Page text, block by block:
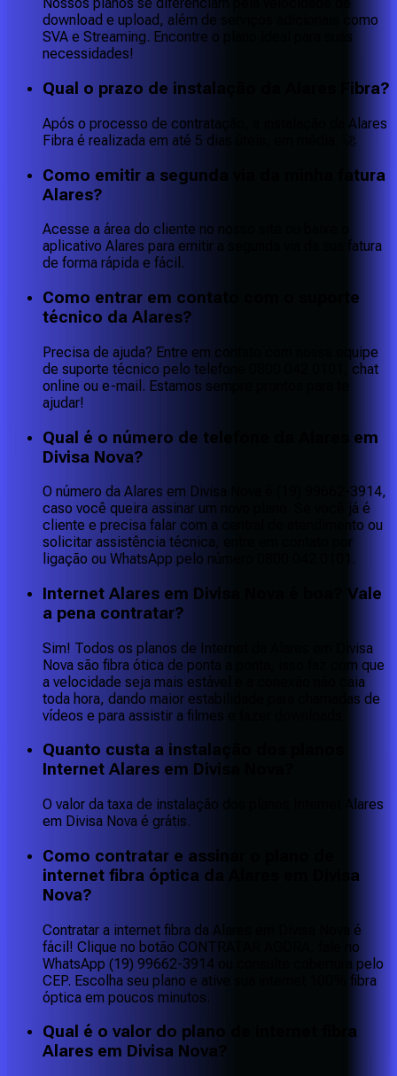
Nossos planos se diferenciam pela velocidade de
download e upload, além de serviços adicionais como
SVA e Streaming. Encontre o plano ideal para suas
necessidades!
Qual o prazo de instalação da Alares Fibra?
Após o processo de contratação, a instalação da Alares
Fibra é realizada em até 5 dias úteis, em média. 🚀
Como emitir a segunda via da minha fatura
Alares?
Acesse a área do cliente no nosso site ou baixe o
aplicativo Alares para emitir a segunda via da sua fatura
de forma rápida e fácil.
Como entrar em contato com o suporte
técnico da Alares?
Precisa de ajuda? Entre em contato com nossa equipe
de suporte técnico pelo telefone 0800 042 0101, chat
online ou e-mail. Estamos sempre prontos para te
ajudar!
Qual é o número de telefone da Alares em
Divisa Nova?
O número da Alares em Divisa Nova é (19) 99662-3914,
caso você queira assinar um novo plano. Se você já é
cliente e precisa falar com a central de atendimento ou
solicitar assistência técnica, entre em contato por
ligação ou WhatsApp pelo número 0800 042 0101.
Internet Alares em Divisa Nova é boa? Vale
a pena contratar?
Sim! Todos os planos de Internet da Alares em Divisa
Nova são fibra ótica de ponta a ponta, isso faz com que
a velocidade seja mais estável e a conexão não caia
toda hora, dando maior estabilidade para chamadas de
vídeos e para assistir a filmes e fazer downloads.
Quanto custa a instalação dos planos
Internet Alares em Divisa Nova?
O valor da taxa de instalação dos planos Internet Alares
em Divisa Nova é grátis.
Como contratar e assinar o plano de
internet fibra óptica da Alares em Divisa
Nova?
Contratar a internet fibra da Alares em Divisa Nova é
fácil! Clique no botão CONTRATAR AGORA, fale no
WhatsApp (19) 99662-3914 ou consulte cobertura pelo
CEP. Escolha seu plano e ative sua internet 100% fibra
óptica em poucos minutos.
Qual é o valor do plano de internet fibra
Alares em Divisa Nova?